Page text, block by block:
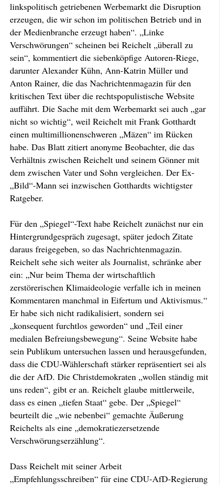
linkspolitisch getriebenen Werbemarkt die Disruption
erzeugen, die wir schon im politischen Betrieb und in
der Medienbranche erzeugt haben“. „Linke
Verschwörungen“ scheinen bei Reichelt „überall zu
sein“, kommentiert die siebenköpfige Autoren-Riege,
darunter Alexander Kühn, Ann-Katrin Müller und
Anton Rainer, die das Nachrichtenmagazin für den
kritischen Text über die rechtspopulistische Website
auffährt. Die Sache mit dem Werbemarkt sei auch „gar
nicht so wichtig“, weil Reichelt mit Frank Gotthardt
einen multimillionenschweren „Mäzen“ im Rücken
habe. Das Blatt zitiert anonyme Beobachter, die das
Verhältnis zwischen Reichelt und seinem Gönner mit
dem zwischen Vater und Sohn vergleichen. Der Ex-
„Bild“-Mann sei inzwischen Gotthardts wichtigster
Ratgeber.
Für den „Spiegel“-Text habe Reichelt zunächst nur ein
Hintergrundgespräch zugesagt, später jedoch Zitate
daraus freigegeben, so das Nachrichtenmagazin.
Reichelt sehe sich weiter als Journalist, schränke aber
ein: „Nur beim Thema der wirtschaftlich
zerstörerischen Klimaideologie verfalle ich in meinen
Kommentaren manchmal in Eifertum und Aktivismus.“
Er habe sich nicht radikalisiert, sondern sei
„konsequent furchtlos geworden“ und „Teil einer
medialen Befreiungsbewegung“. Seine Website habe
sein Publikum untersuchen lassen und herausgefunden,
dass die CDU-Wählerschaft stärker repräsentiert sei als
die der AfD. Die Christdemokraten „wollen ständig mit
uns reden“, gibt er an. Reichelt glaube mittlerweile,
dass es einen „tiefen Staat“ gebe. Der „Spiegel“
beurteilt die „wie nebenbei“ gemachte Äußerung
Reichelts als eine „demokratiezersetzende
Verschwörungserzählung“.
Dass Reichelt mit seiner Arbeit
„Empfehlungsschreiben“ für eine CDU-AfD-Regierung